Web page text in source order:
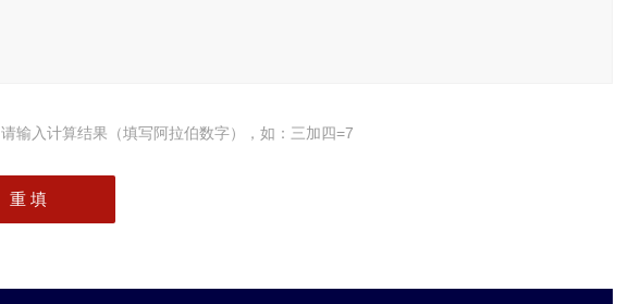
请输入计算结果（填写阿拉伯数字），如：三加四=7